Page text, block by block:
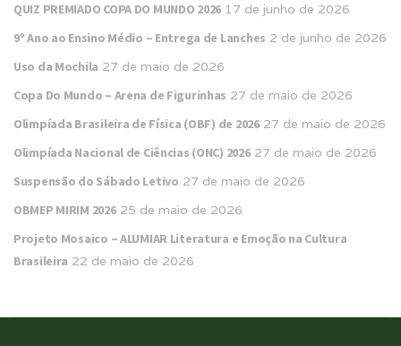
QUIZ PREMIADO COPA DO MUNDO 2026 17 de junho de 2026
9º Ano ao Ensino Médio – Entrega de Lanches 2 de junho de 2026
Uso da Mochila 27 de maio de 2026
Copa Do Mundo – Arena de Figurinhas 27 de maio de 2026
Olimpíada Brasileira de Física (OBF) de 2026 27 de maio de 2026
Olimpíada Nacional de Ciências (ONC) 2026 27 de maio de 2026
Suspensão do Sábado Letivo 27 de maio de 2026
OBMEP MIRIM 2026 25 de maio de 2026
Projeto Mosaico – ALUMIAR Literatura e Emoção na Cultura
Brasileira 22 de maio de 2026